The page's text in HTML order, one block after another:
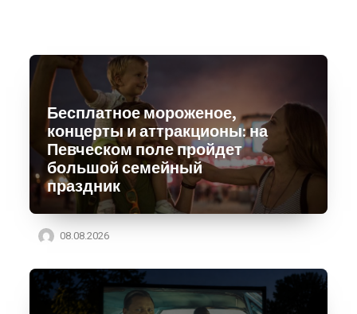
Бесплатное мороженое,
концерты и аттракционы: на
Певческом поле пройдет
большой семейный
праздник
08.08.2026